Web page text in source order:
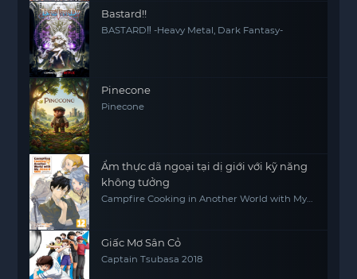
Bastard!!
BASTARD‼ -Heavy Metal, Dark Fantasy-
Pinecone
Pinecone
Ẩm thực dã ngoại tại dị giới với kỹ năng
không tưởng
Campfire Cooking in Another World with My
Giấc Mơ Sân Cỏ
Captain Tsubasa 2018